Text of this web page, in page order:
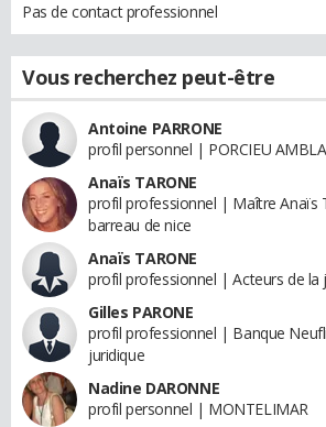
Pas de contact professionnel
Vous recherchez peut-être
Antoine PARRONE
profil personnel | PORCIEU
Anaïs TARONE
profil professionnel | Maître Anaïs
barreau de nice
Anaïs TARONE
profil professionnel | Acteurs de la
Gilles PARONE
profil professionnel | Banque
juridique
Nadine DARONNE
profil personnel | MONTELIMAR